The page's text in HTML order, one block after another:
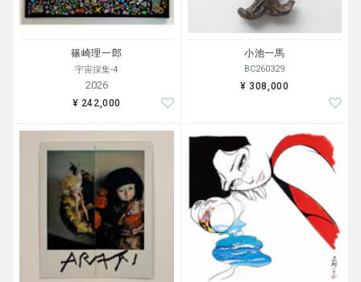
篠崎理一郎
宇宙採集-4
2026
¥ 242,000
小池一馬
BC260329
¥ 308,000